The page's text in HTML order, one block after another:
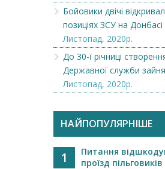
Бойовики двічі
позиціях ЗСУ на
Листопад, 2020р.
До 30-ї річниці
Державної служби
Листопад, 2020р.
НАЙПОПУЛЯРНІШЕ
1
Питання
проїзд